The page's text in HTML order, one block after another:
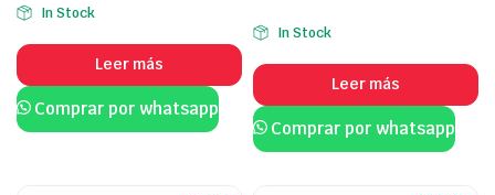
In Stock
Leer más
Comprar por whatsapp
In Stock
Leer más
Comprar por whatsapp